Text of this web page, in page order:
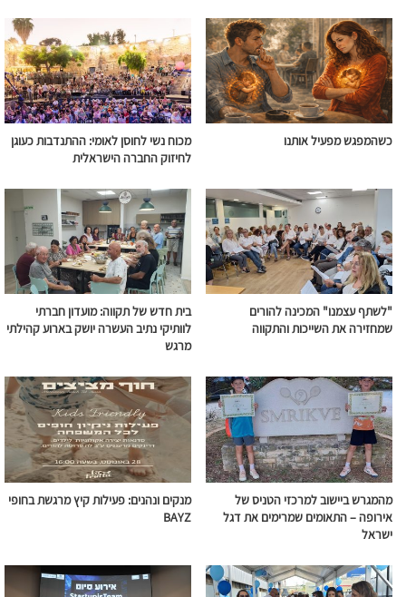
כשהמפגש מפעיל אותנו
מכוח נשי לחוסן לאומי: ההתנדבות כעוגן
לחיזוק החברה הישראלית
"לשתף עצמנו" המכינה להורים
שמחזירה את השייכות והתקווה
בית חדש של תקווה: מועדון חברתי
לוותיקי נתיב העשרה יושק בארוע קהילתי
מרגש
מהמגרש ביישוב למרכזי הטניס של
אירופה – התאומים שמרימים את דגל
ישראל
מנקים ונהנים: פעילות קיץ מרגשת בחופי
BAYZ